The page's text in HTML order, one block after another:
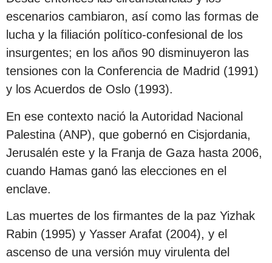
escenarios cambiaron, así como las formas de
lucha y la filiación político-confesional de los
insurgentes; en los años 90 disminuyeron las
tensiones con la Conferencia de Madrid (1991)
y los Acuerdos de Oslo (1993).
En ese contexto nació la Autoridad Nacional
Palestina (ANP), que gobernó en Cisjordania,
Jerusalén este y la Franja de Gaza hasta 2006,
cuando Hamas ganó las elecciones en el
enclave.
Las muertes de los firmantes de la paz Yizhak
Rabin (1995) y Yasser Arafat (2004), y el
ascenso de una versión muy virulenta del